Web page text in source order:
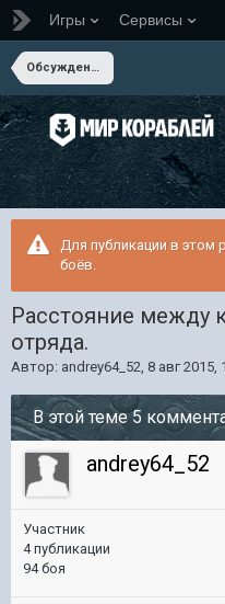
Игры Сервисы
Обсуждение Мира Кораблей
Для публикации в этом
боёв.
Расстояние между
отряда.
Автор: andrey64_52, 8 авг 2015,
В этой теме 5
andrey64_52
Участник
4 публикации
94 боя